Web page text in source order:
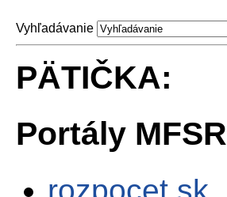
Vyhľadávanie
PÄTIČKA:
Portály MFSR